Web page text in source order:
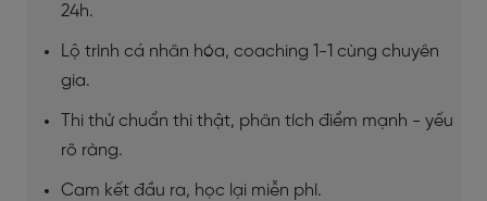
24h.
Lộ trình cá nhân hóa, coaching 1-1 cùng chuyên
gia.
Thi thử chuẩn thi thật, phân tích điểm mạnh - yếu
rõ ràng.
Cam kết đầu ra, học lại miễn phí.